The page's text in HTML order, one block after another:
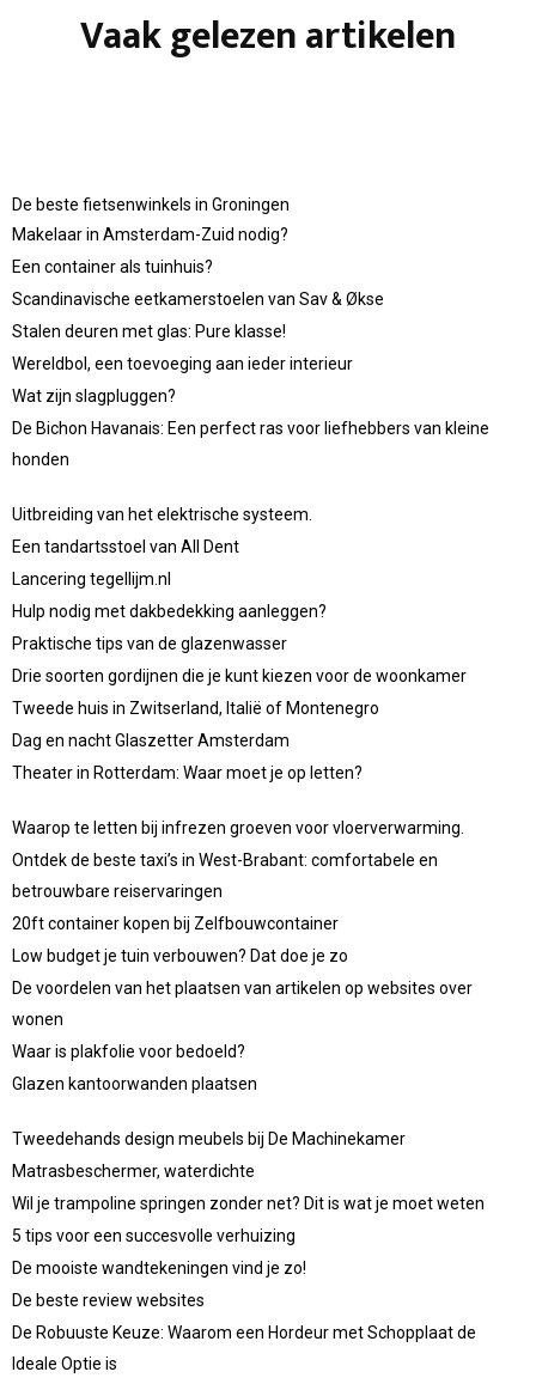
Vaak gelezen artikelen
De beste fietsenwinkels in Groningen
Makelaar in Amsterdam-Zuid nodig?
Een container als tuinhuis?
Scandinavische eetkamerstoelen van Sav & Økse
Stalen deuren met glas: Pure klasse!
Wereldbol, een toevoeging aan ieder interieur
Wat zijn slagpluggen?
De Bichon Havanais: Een perfect ras voor liefhebbers van kleine
honden
Uitbreiding van het elektrische systeem.
Een tandartsstoel van All Dent
Lancering tegellijm.nl
Hulp nodig met dakbedekking aanleggen?
Praktische tips van de glazenwasser
Drie soorten gordijnen die je kunt kiezen voor de woonkamer
Tweede huis in Zwitserland, Italië of Montenegro
Dag en nacht Glaszetter Amsterdam
Theater in Rotterdam: Waar moet je op letten?
Waarop te letten bij infrezen groeven voor vloerverwarming.
Ontdek de beste taxi’s in West-Brabant: comfortabele en
betrouwbare reiservaringen
20ft container kopen bij Zelfbouwcontainer
Low budget je tuin verbouwen? Dat doe je zo
De voordelen van het plaatsen van artikelen op websites over
wonen
Waar is plakfolie voor bedoeld?
Glazen kantoorwanden plaatsen
Tweedehands design meubels bij De Machinekamer
Matrasbeschermer, waterdichte
Wil je trampoline springen zonder net? Dit is wat je moet weten
5 tips voor een succesvolle verhuizing
De mooiste wandtekeningen vind je zo!
De beste review websites
De Robuuste Keuze: Waarom een Hordeur met Schopplaat de
Ideale Optie is